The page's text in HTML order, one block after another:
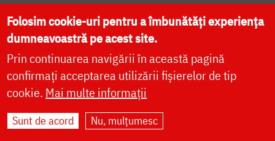
DONEAZĂ ONLINE PENTRU CATEDRALA NAȚIONALĂ
LIVE
Site dezvoltat deDOXOLOGIA MEDIA
Arhiepiscopia Iașilor | ©
Folosim cookie-uri pentru a îmbunătăți experiența
dumneavoastră pe acest site.
Prin continuarea navigării în această pagină
confirmați acceptarea utilizării fișierelor de tip
cookie. Mai multe informații
Sunt de acord Nu, mulțumesc